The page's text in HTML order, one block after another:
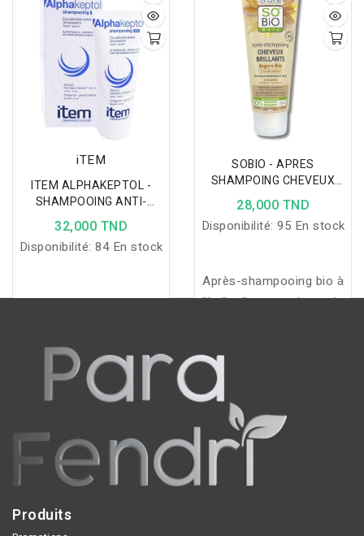
laissant une chevelure
douce et brillante.
iTEM
ITEM ALPHAKEPTOL -
SHAMPOOING ANTI-
PELLICULAIRE 200ML
32,000 TND
Disponibilité: 84 En stock
SOBIO - APRES
SHAMPOING CHEVEUX
BRILLANTS ARGAN 200ML
28,000 TND
Disponibilité: 95 En stock
Après-shampooing bio à
l’huile d’argan qui nourrit,
Produits